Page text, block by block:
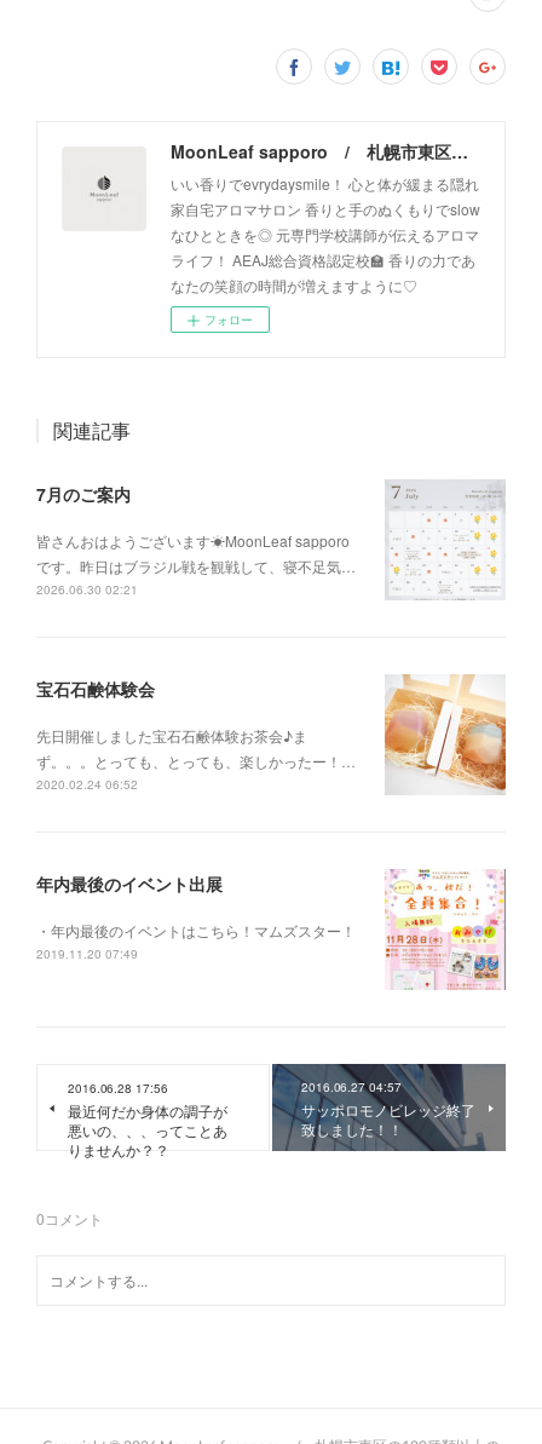
MoonLeaf sapporo / 札幌市東区の100種類以上の香りが楽しめるアロマスクール＆トリートメントサロン
いい香りでevrydaysmile！ 心と体が緩まる隠れ
家自宅アロマサロン 香りと手のぬくもりでslow
なひとときを◎ 元専門学校講師が伝えるアロマ
ライフ！ AEAJ総合資格認定校🏫 香りの力であ
なたの笑顔の時間が増えますように♡
フォロー
関連記事
7月のご案内
皆さんおはようございます☀MoonLeaf sapporo
です。昨日はブラジル戦を観戦して、寝不足気…
2026.06.30 02:21
宝石石鹸体験会
先日開催しました宝石石鹸体験お茶会♪ま
ず。。。とっても、とっても、楽しかったー！…
2020.02.24 06:52
年内最後のイベント出展
・年内最後のイベントはこちら！マムズスター！
2019.11.20 07:49
2016.06.28 17:56
最近何だか身体の調子が
悪いの、、、ってことあ
りませんか？？
2016.06.27 04:57
サッポロモノビレッジ終了
致しました！！
0コメント